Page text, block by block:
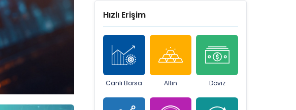
Hızlı Erişim
Canlı Borsa Altın Döviz